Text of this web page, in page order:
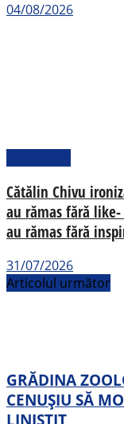
04/08/2026
Cătălin Chivu
au rămas fără like-
au rămas fără
31/07/2026
Articolul următor
GRĂDINA
CENUȘIU SĂ
LINIȘTIT